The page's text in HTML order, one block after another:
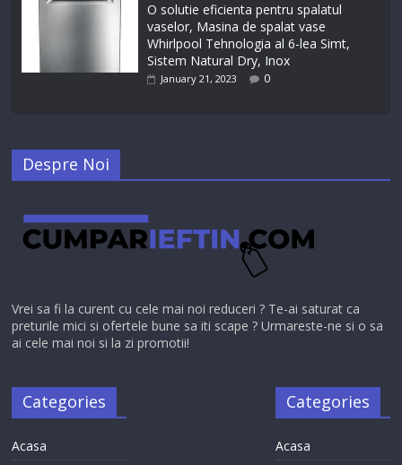
O solutie eficienta pentru spalatul
vaselor, Masina de spalat vase
Whirlpool Tehnologia al 6-lea Simt,
Sistem Natural Dry, Inox
January 21, 2023 0
Despre Noi
Vrei sa fi la curent cu cele mai noi reduceri ? Te-ai saturat ca
preturile mici si ofertele bune sa iti scape ? Urmareste-ne si o sa
ai cele mai noi si la zi promotii!
Categories
Acasa
Categories
Acasa